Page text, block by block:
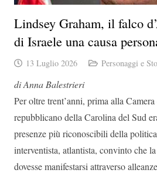
Lindsey Graham, il falco
di Israele una causa
13 Luglio 2026 Personaggi e
di Anna Balestrieri
Per oltre trent’anni, prima alla
repubblicano della Carolina del Sud
presenze più riconoscibili della
interventista, atlantista, convinto che
dovesse manifestarsi attraverso